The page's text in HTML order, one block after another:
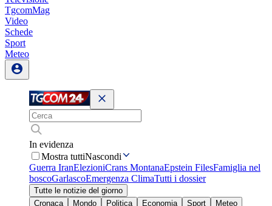
TgcomMag
Video
Schede
Sport
Meteo
In evidenza
Mostra tuttiNascondi
Guerra IranElezioniCrans MontanaEpstein FilesFamiglia nel
boscoGarlascoEmergenza ClimaTutti i dossier
Tutte le notizie del giorno
Cronaca
Mondo Politica Economia Sport
Meteo